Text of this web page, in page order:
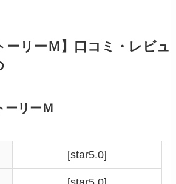
ーリーＭ】口コミ・レビュ
ーリーＭ
[star5.0]